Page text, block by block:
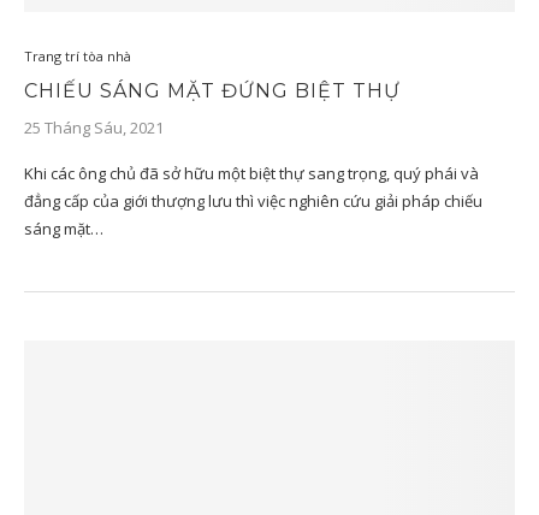
Trang trí tòa nhà
CHIẾU SÁNG MẶT ĐỨNG BIỆT THỰ
25 Tháng Sáu, 2021
Khi các ông chủ đã sở hữu một biệt thự sang trọng, quý phái và
đẳng cấp của giới thượng lưu thì việc nghiên cứu giải pháp chiếu
sáng mặt…